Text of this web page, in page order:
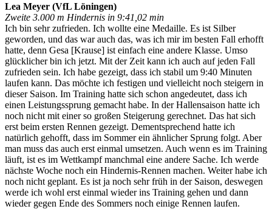
Lea Meyer (VfL Löningen)
Zweite 3.000 m Hindernis in 9:41,02 min
Ich bin sehr zufrieden. Ich wollte eine Medaille. Es ist Silber
geworden, und das war auch das, was ich mir im besten Fall erhofft
hatte, denn Gesa [Krause] ist einfach eine andere Klasse. Umso
glücklicher bin ich jetzt. Mit der Zeit kann ich auch auf jeden Fall
zufrieden sein. Ich habe gezeigt, dass ich stabil um 9:40 Minuten
laufen kann. Das möchte ich festigen und vielleicht noch steigern in
dieser Saison. Im Training hatte sich schon angedeutet, dass ich
einen Leistungssprung gemacht habe. In der Hallensaison hatte ich
noch nicht mit einer so großen Steigerung gerechnet. Das hat sich
erst beim ersten Rennen gezeigt. Dementsprechend hatte ich
natürlich gehofft, dass im Sommer ein ähnlicher Sprung folgt. Aber
man muss das auch erst einmal umsetzen. Auch wenn es im Training
läuft, ist es im Wettkampf manchmal eine andere Sache. Ich werde
nächste Woche noch ein Hindernis-Rennen machen. Weiter habe ich
noch nicht geplant. Es ist ja noch sehr früh in der Saison, deswegen
werde ich wohl erst einmal wieder ins Training gehen und dann
wieder gegen Ende des Sommers noch einige Rennen laufen.